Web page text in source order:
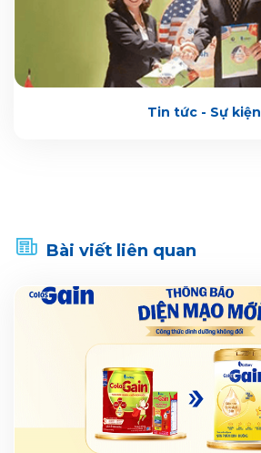
Tin tức - Sự kiện
Bài viết liên quan